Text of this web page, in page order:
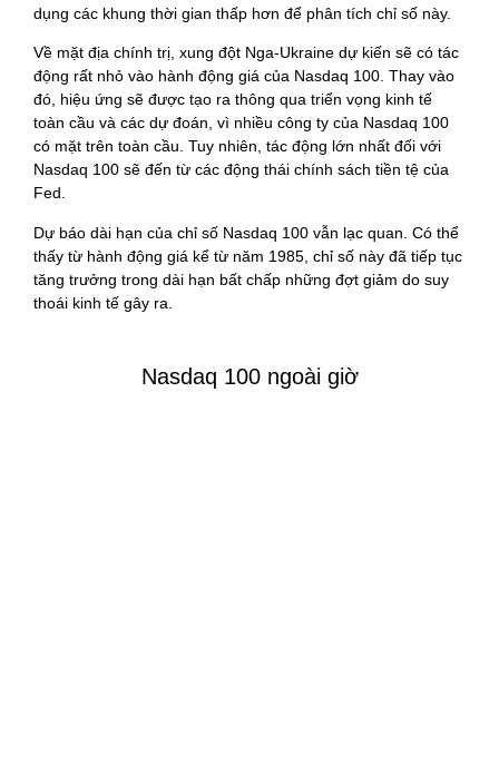
dụng các khung thời gian thấp hơn để phân tích chỉ số này.
Về mặt địa chính trị, xung đột Nga-Ukraine dự kiến sẽ có tác
động rất nhỏ vào hành động giá của Nasdaq 100. Thay vào
đó, hiệu ứng sẽ được tạo ra thông qua triển vọng kinh tế
toàn cầu và các dự đoán, vì nhiều công ty của Nasdaq 100
có mặt trên toàn cầu. Tuy nhiên, tác động lớn nhất đối với
Nasdaq 100 sẽ đến từ các động thái chính sách tiền tệ của
Fed.
Dự báo dài hạn của chỉ số Nasdaq 100 vẫn lạc quan. Có thể
thấy từ hành động giá kể từ năm 1985, chỉ số này đã tiếp tục
tăng trưởng trong dài hạn bất chấp những đợt giảm do suy
thoái kinh tế gây ra.
Nasdaq 100 ngoài giờ